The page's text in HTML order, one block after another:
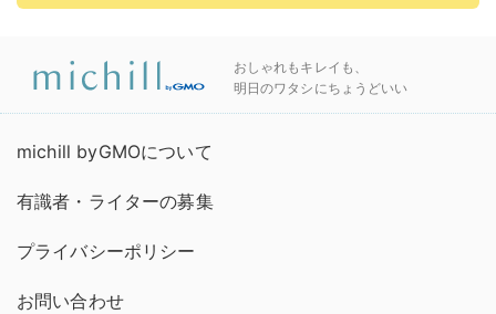
おしゃれもキレイも、
明日のワタシにちょうどいい
michill byGMOについて
有識者・ライターの募集
プライバシーポリシー
お問い合わせ